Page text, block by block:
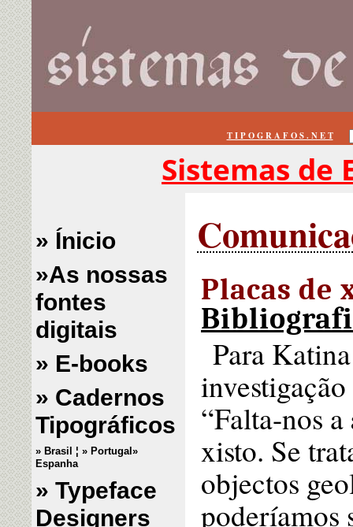
T I P O G R A F O S . N E T
Sistemas de
» Ínicio
»As nossas
fontes
digitais
» E-books
» Cadernos
Tipográficos
» Brasil ¦ » Portugal »
Espanha
» Typeface
Designers
Placas de
Para
“Falta-nos a
xisto. Se
objectos
poderíamos